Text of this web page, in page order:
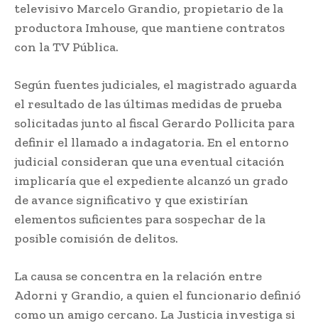
televisivo Marcelo Grandio, propietario de la
productora Imhouse, que mantiene contratos
con la TV Pública.
Según fuentes judiciales, el magistrado aguarda
el resultado de las últimas medidas de prueba
solicitadas junto al fiscal Gerardo Pollicita para
definir el llamado a indagatoria. En el entorno
judicial consideran que una eventual citación
implicaría que el expediente alcanzó un grado
de avance significativo y que existirían
elementos suficientes para sospechar de la
posible comisión de delitos.
La causa se concentra en la relación entre
Adorni y Grandio, a quien el funcionario definió
como un amigo cercano. La Justicia investiga si